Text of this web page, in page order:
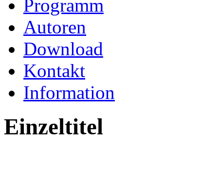
Programm
Autoren
Download
Kontakt
Information
Einzeltitel